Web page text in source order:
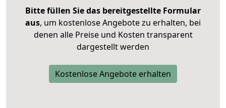
Bitte füllen Sie das bereitgestellte Formular
aus, um kostenlose Angebote zu erhalten, bei
denen alle Preise und Kosten transparent
dargestellt werden
Kostenlose Angebote erhalten